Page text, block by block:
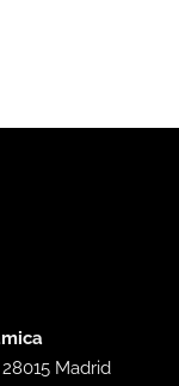
28015 Madrid